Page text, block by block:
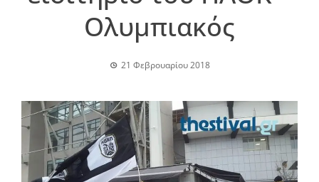
Ολυμπιακός
21 Φεβρουαρίου 2018